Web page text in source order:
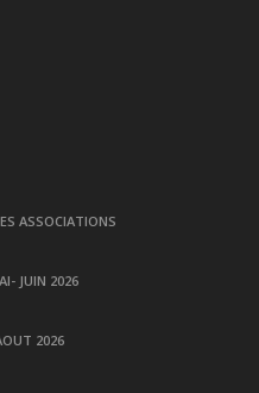
ASSOCIATIONS
JUIN 2026
2026